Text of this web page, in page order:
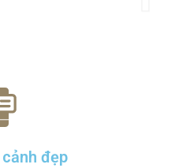
đẹp